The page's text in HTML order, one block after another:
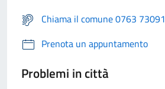
Chiama il comune 0763 73091
Prenota un appuntamento
Problemi in città